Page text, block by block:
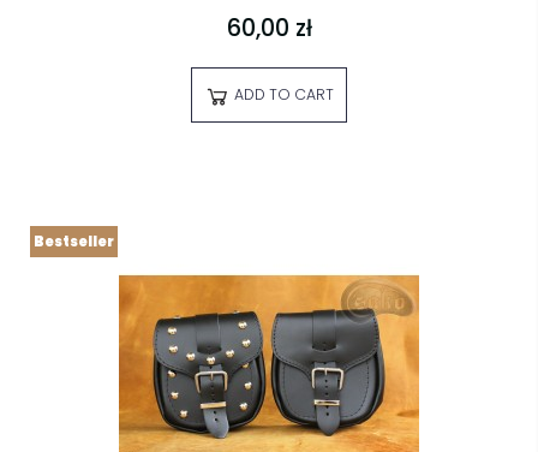
60,00 zł
ADD TO CART
Bestseller